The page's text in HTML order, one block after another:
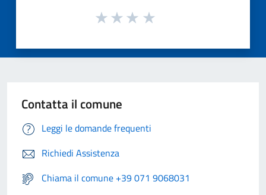
Contatta il comune
Leggi le domande frequenti
Richiedi Assistenza
Chiama il comune +39 071 9068031